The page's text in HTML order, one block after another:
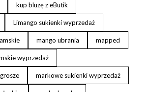
kup bluzę z eButik
Limango sukienki wyprzedaż
mango ubrania mapped
wyprzedaż
markowe sukienki wyprzedaż